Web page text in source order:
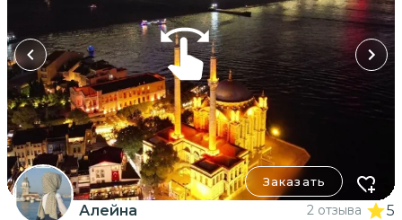
Заказать
Алейна 2 отзыва 5